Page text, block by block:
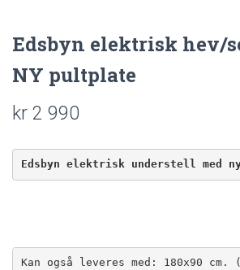
Edsbyn elektrisk hev/
NY pultplate
kr 2 990
Edsbyn elektrisk understell med
Kan også leveres med: 180x90